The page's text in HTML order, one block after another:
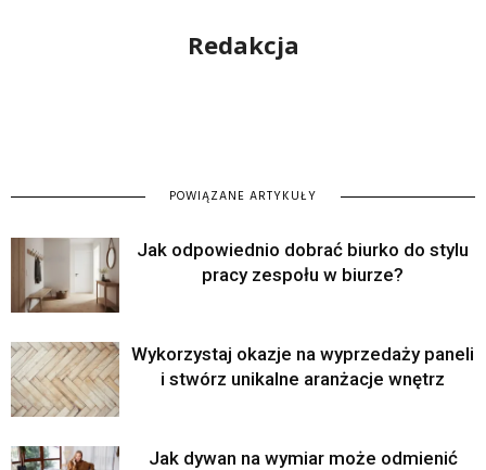
Redakcja
POWIĄZANE ARTYKUŁY
Jak odpowiednio dobrać biurko do stylu
pracy zespołu w biurze?
Wykorzystaj okazje na wyprzedaży paneli
i stwórz unikalne aranżacje wnętrz
Jak dywan na wymiar może odmienić